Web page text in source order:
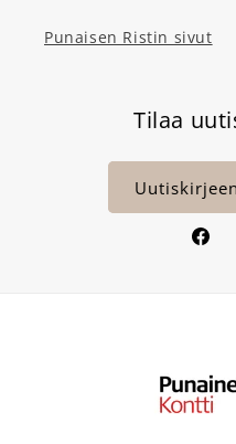
Punaisen Ristin sivut
Tilaa